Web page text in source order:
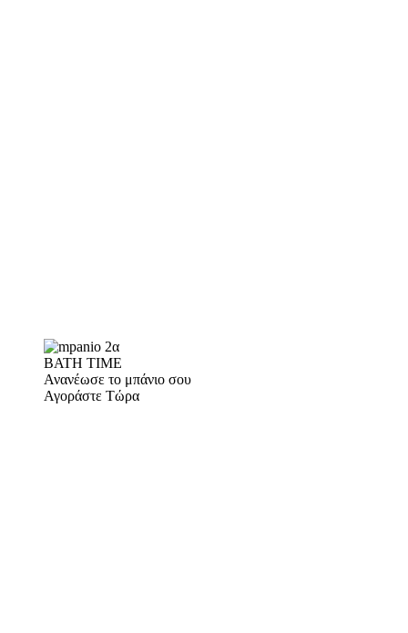
BATH TIME
Ανανέωσε το μπάνιο σου
Αγοράστε Τώρα